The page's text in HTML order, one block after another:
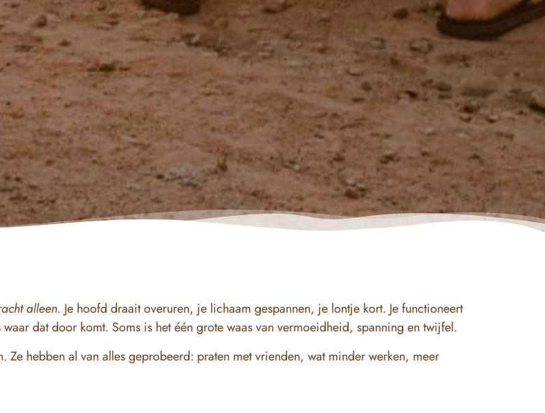
alleen. Je hoofd draait overuren, je lichaam gespannen, je lontje kort. Je functioneert
dat door komt. Soms is het één grote waas van vermoeidheid, spanning en twijfel.
Ze hebben al van alles geprobeerd: praten met vrienden, wat minder werken, meer